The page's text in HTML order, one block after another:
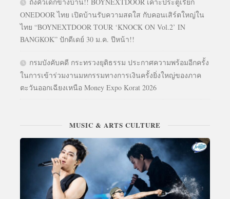
ONEDOOR ไทย เปิดบ้านรับความสดใส กับคอนเสิร์ตใหญ่ใน
ไทย “BOYNEXTDOOR TOUR ‘KNOCK ON Vol.2’ IN
BANGKOK” ปักดีเดย์ 30 ม.ค. ปีหน้า!!
กรมบังคับคดี กระทรวงยุติธรรม ประกาศความพร้อมอีกครั้ง
ในการเข้าร่วมงานมหกรรมทางการเงินครั้งยิ่งใหญ่ของภาค
ตะวันออกเฉียงเหนือ Money Expo Korat 2026
MUSIC & ARTS CULTURE